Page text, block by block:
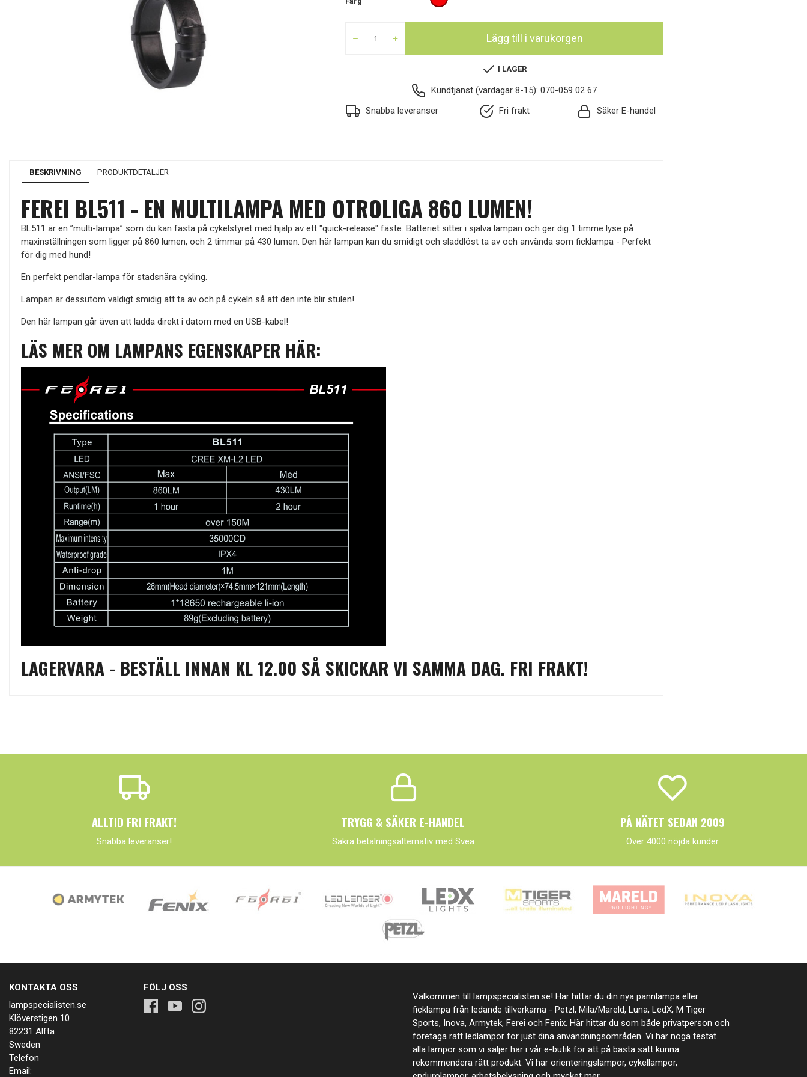
Lägg till i varukorgen
I LAGER
Kundtjänst (vardagar 8-15): 070-059 02 67
Snabba leveranser
Fri frakt Säker E-handel
BESKRIVNING PRODUKTDETALJER
FEREI BL511 - EN MULTILAMPA MED OTROLIGA 860 LUMEN!
BL511 är en ”multi-lampa” som du kan fästa på cykelstyret med hjälp av ett "quick-release" fäste. Batteriet sitter i själva lampan och ger dig 1 timme lyse på
maxinställningen som ligger på 860 lumen, och 2 timmar på 430 lumen. Den här lampan kan du smidigt och sladdlöst ta av och använda som ficklampa - Perfekt
för dig med hund!
En perfekt pendlar-lampa för stadsnära cykling.
Lampan är dessutom väldigt smidig att ta av och på cykeln så att den inte blir stulen!
Den här lampan går även att ladda direkt i datorn med en USB-kabel!
LÄS MER OM LAMPANS EGENSKAPER HÄR:
LAGERVARA - BESTÄLL INNAN KL 12.00 SÅ SKICKAR VI SAMMA DAG. FRI FRAKT!
ALLTID FRI FRAKT!
Snabba leveranser!
TRYGG & SÄKER E-HANDEL
Säkra betalningsalternativ med Svea
PÅ NÄTET SEDAN 2009
Över 4000 nöjda kunder
KONTAKTA OSS
lampspecialisten.se
Klöverstigen 10
82231 Alfta
Sweden
Telefon
Email:
FÖLJ OSS
Välkommen till lampspecialisten.se! Här hittar du din nya pannlampa eller
ficklampa från ledande tillverkarna - Petzl, Mila/Mareld, Luna, LedX, M Tiger
Sports, Inova, Armytek, Ferei och Fenix. Här hittar du som både privatperson och
företaga rätt ledlampor för just dina användningsområden. Vi har noga testat
alla lampor som vi säljer här i vår e-butik för att på bästa sätt kunna
rekommendera rätt produkt. Vi har orienteringslampor, cykellampor,